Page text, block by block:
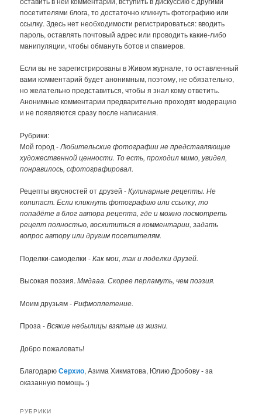
посетителями блога, то достаточно кликнуть фотографию или
ссылку. Здесь нет необходимости регистрироваться: вводить
пароль, оставлять почтовый адрес или проводить какие-либо
манипуляции, чтобы обмануть ботов и спамеров.
Если вы не зарегистрированы в Живом журнале, то оставленный
вами комментарий будет анонимным, поэтому, не обязательно,
но желательно представиться, чтобы я знал кому ответить.
Анонимные комментарии предварительно проходят модерацию
и не появляются сразу после написания.
Рубрики:
Мой город -Любительские фотографии не представляющие
художественной ценности. То есть, проходил мимо, увидел,
понравилось, сфотографировал.
Рецепты вкусностей от друзей -Кулинарные рецепты. Не
копипаст. Если кликнуть фотографию или ссылку, то
попадёте в блог автора рецепта, где и можно посмотреть
рецепт полностью, восхититься в комментарии, задать
вопрос автору или другим посетителям.
Поделки-самоделки -Как мои, так и поделки друзей.
Высокая поэзия.Ммдааа. Скорее перламуть, чем поэзия.
Моим друзьям -Рифмоплетение.
Проза -Всякие небылицы взятые из жизни.
Добро пожаловать!
БлагодарюСерхио, Азима Хикматова, Юлию Дробову - за
оказанную помощь :)
РУБРИКИ